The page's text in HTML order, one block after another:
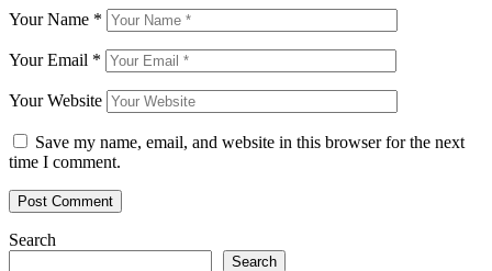
Your Name *
Your Email *
Your Website
Save my name, email, and website in this browser for the next
time I comment.
Search
Search